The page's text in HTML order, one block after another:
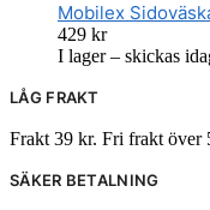
Mobilex
429 kr
I lager – skickas
LÅG FRAKT
Frakt 39 kr. Fri frakt över
SÄKER BETALNING